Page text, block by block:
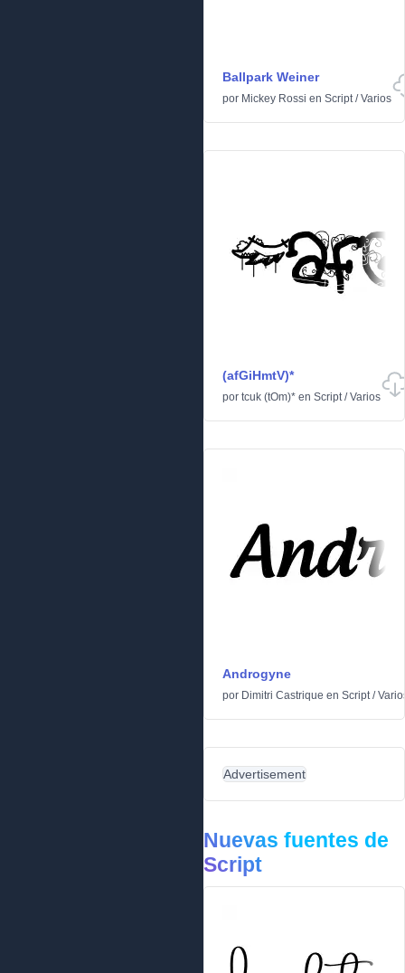
Ballpark Weiner
por Mickey Rossi en Script/Varios
(afGiHmtV)*
por tcuk (tOm)* en Script/Varios
Androgyne
por Dimitri Castrique en Script/
Advertisement
Nuevas fuentes de
Script